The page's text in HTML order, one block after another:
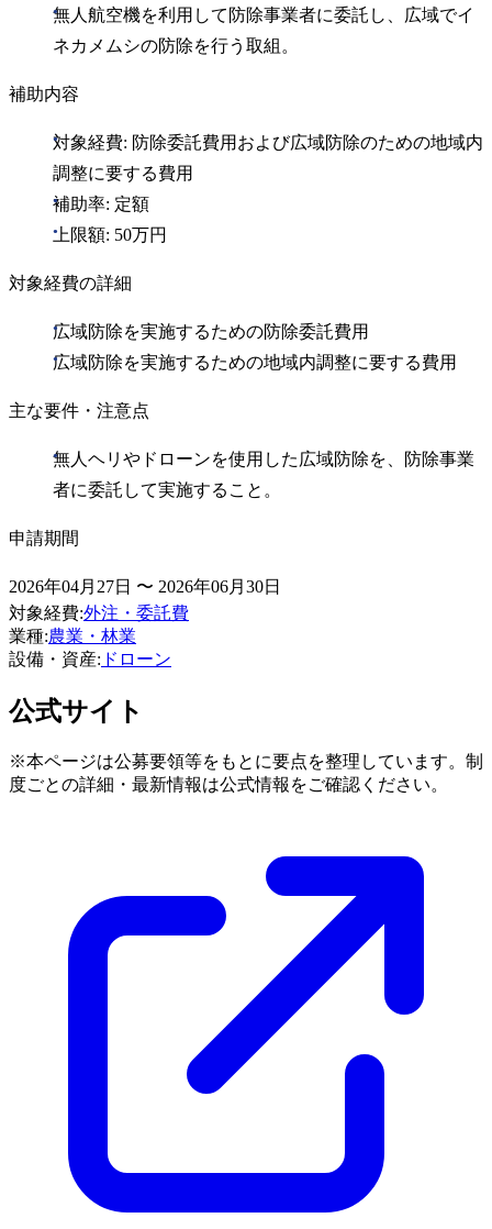
無人航空機を利用して防除事業者に委託し、広域でイ
ネカメムシの防除を行う取組。
補助内容
対象経費: 防除委託費用および広域防除のための地域内
調整に要する費用
補助率: 定額
上限額: 50万円
対象経費の詳細
広域防除を実施するための防除委託費用
広域防除を実施するための地域内調整に要する費用
主な要件・注意点
無人ヘリやドローンを使用した広域防除を、防除事業
者に委託して実施すること。
申請期間
2026年04月27日 〜 2026年06月30日
対象経費:外注・委託費
業種:農業・林業
設備・資産: ドローン
公式サイト
※本ページは公募要領等をもとに要点を整理しています。制
度ごとの詳細・最新情報は公式情報をご確認ください。